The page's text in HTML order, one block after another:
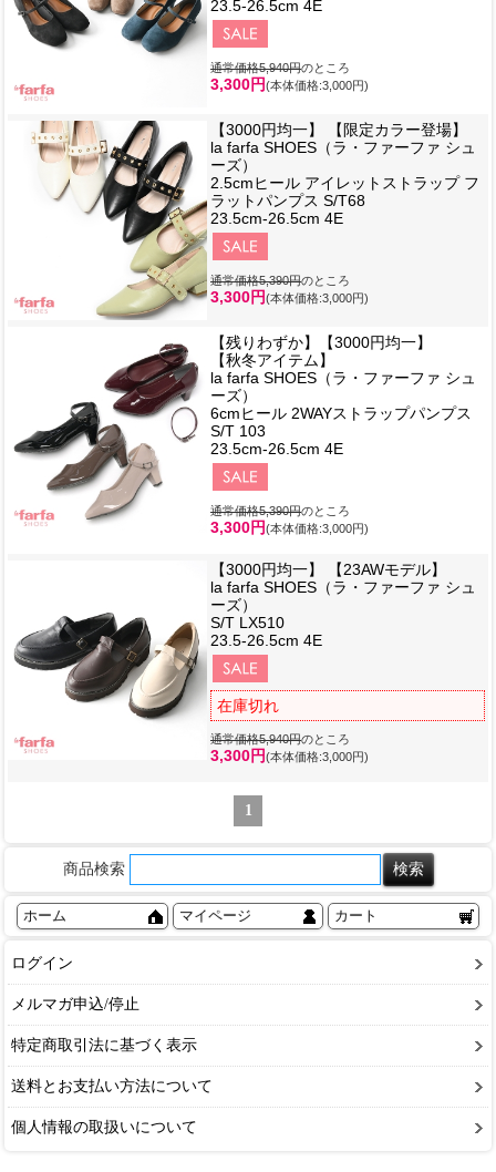
23.5-26.5cm 4E
通常価格5,940円のところ
3,300円(本体価格:3,000円)
【3000円均一】 【限定カラー登場】
la farfa SHOES（ラ・ファーファ シュ
ーズ）
2.5cmヒール アイレットストラップ フ
ラットパンプス S/T68
23.5cm-26.5cm 4E
通常価格5,390円のところ
3,300円(本体価格:3,000円)
【残りわずか】【3000円均一】
【秋冬アイテム】
la farfa SHOES（ラ・ファーファ シュ
ーズ）
6cmヒール 2WAYストラップパンプス
S/T 103
23.5cm-26.5cm 4E
通常価格5,390円のところ
3,300円(本体価格:3,000円)
【3000円均一】 【23AWモデル】
la farfa SHOES（ラ・ファーファ シュ
ーズ）
S/T LX510
23.5-26.5cm 4E
在庫切れ
通常価格5,940円のところ
3,300円(本体価格:3,000円)
1
商品検索
ホーム マイページ カート
ログイン
メルマガ申込/停止
特定商取引法に基づく表示
送料とお支払い方法について
個人情報の取扱いについて